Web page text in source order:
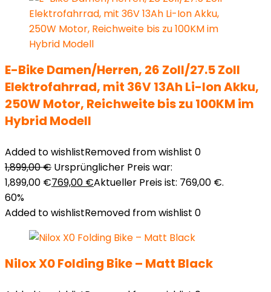
E-Bike Damen/Herren, 26 Zoll/27.5 Zoll
Elektrofahrrad, mit 36V 13Ah Li-Ion Akku,
250W Motor, Reichweite bis zu 100KM im
Hybrid Modell
Added to wishlistRemoved from wishlist 0
1,899,00€ Ursprünglicher Preis war:
1,899,00 €769,00 €Aktueller Preis ist: 769,00 €.
60%
Added to wishlistRemoved from wishlist 0
Nilox X0 Folding Bike – Matt Black